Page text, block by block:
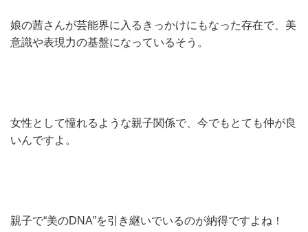
娘の茜さんが芸能界に入るきっかけにもなった存在で、美
意識や表現力の基盤になっているそう。
女性として憧れるような親子関係で、今でもとても仲が良
いんですよ。
親子で“美のDNA”を引き継いでいるのが納得ですよね！